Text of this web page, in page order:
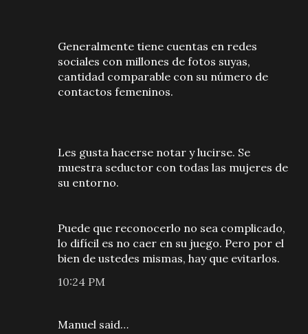
Generalmente tiene cuentas en redes
sociales con millones de fotos suyas,
cantidad comparable con su número de
contactos femeninos.
Les gusta hacerse notar y lucirse. Se
muestra seductor con todas las mujeres de
su entorno.
Puede que reconocerlo no sea complicado,
lo difícil es no caer en su juego. Pero por el
bien de ustedes mismas, hay que evitarlos.
10:24 PM
Manuel said…